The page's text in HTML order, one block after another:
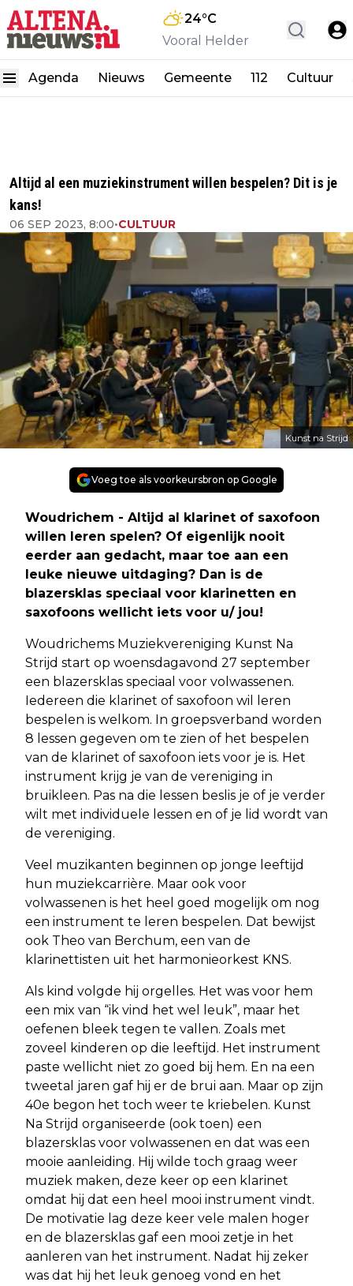
24°C
Vooral Helder
Agenda Nieuws Gemeente 112 Cultuur
Altijd al een muziekinstrument willen bespelen? Dit is je
kans!
06 SEP 2023, 8:00•CULTUUR
Kunst na Strijd
Voeg toe als voorkeursbron op Google
Woudrichem - Altijd al klarinet of saxofoon
willen leren spelen? Of eigenlijk nooit
eerder aan gedacht, maar toe aan een
leuke nieuwe uitdaging? Dan is de
blazersklas speciaal voor klarinetten en
saxofoons wellicht iets voor u/ jou!
Woudrichems Muziekvereniging Kunst Na
Strijd start op woensdagavond 27 september
een blazersklas speciaal voor volwassenen.
Iedereen die klarinet of saxofoon wil leren
bespelen is welkom. In groepsverband worden
8 lessen gegeven om te zien of het bespelen
van de klarinet of saxofoon iets voor je is. Het
instrument krijg je van de vereniging in
bruikleen. Pas na die lessen beslis je of je verder
wilt met individuele lessen en of je lid wordt van
de vereniging.
Veel muzikanten beginnen op jonge leeftijd
hun muziekcarrière. Maar ook voor
volwassenen is het heel goed mogelijk om nog
een instrument te leren bespelen. Dat bewijst
ook Theo van Berchum, een van de
klarinettisten uit het harmonieorkest KNS.
Als kind volgde hij orgelles. Het was voor hem
een mix van “ik vind het wel leuk”, maar het
oefenen bleek tegen te vallen. Zoals met
zoveel kinderen op die leeftijd. Het instrument
paste wellicht niet zo goed bij hem. En na een
tweetal jaren gaf hij er de brui aan. Maar op zijn
40e begon het toch weer te kriebelen. Kunst
Na Strijd organiseerde (ook toen) een
blazersklas voor volwassenen en dat was een
mooie aanleiding. Hij wilde toch graag weer
muziek maken, deze keer op een klarinet
omdat hij dat een heel mooi instrument vindt.
De motivatie lag deze keer vele malen hoger
en de blazersklas gaf een mooi zetje in het
aanleren van het instrument. Nadat hij zeker
was dat hij het leuk genoeg vond en het